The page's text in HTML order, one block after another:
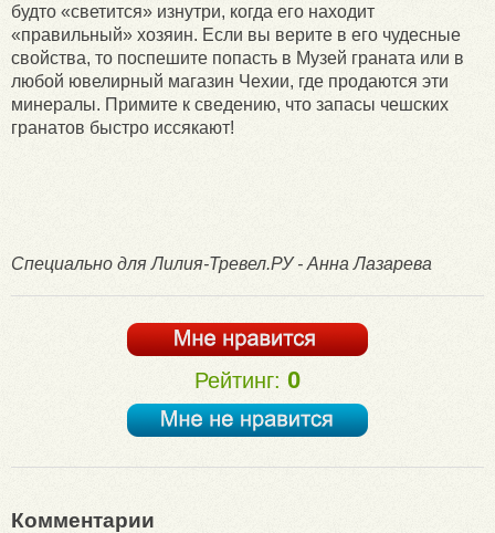
будто «светится» изнутри, когда его находит
«правильный» хозяин. Если вы верите в его чудесные
свойства, то поспешите попасть в Музей граната или в
любой ювелирный магазин Чехии, где продаются эти
минералы. Примите к сведению, что запасы чешских
гранатов быстро иссякают!
Специально для Лилия-Тревел.РУ - Анна Лазарева
Рейтинг: 0
Комментарии